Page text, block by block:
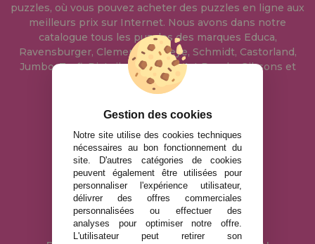
puzzles, où vous pouvez acheter des puzzles en ligne aux
meilleurs prix sur Internet. Nous avons dans notre
catalogue tous les puzzles des marques Educa,
Ravensburger, Clementoni, Heye, Schmidt, Castorland,
Jumbo, Trefl, Piatnik, Anatolian, Art Puzzle, Gibsons et
bien d'autres.
info@maisondespuzzles.fr
MENTIONS LÉGALES
POLITIQUE DE CONFIDENTIALITÉ
POLITIQUE DE COOKIES
LIVRAISON ET RETOUR
Gestion des cookies
Notre site utilise des cookies techniques
nécessaires au bon fonctionnement du
site. D'autres catégories de cookies
peuvent également être utilisées pour
personnaliser l'expérience utilisateur,
délivrer des offres commerciales
personnalisées ou effectuer des
analyses pour optimiser notre offre.
L'utilisateur peut retirer son